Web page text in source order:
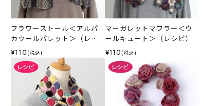
フラワーストール＜アルパ
カウールパレット＞（レシ
ピ）
¥110 (税込)
マーガレットマフラー＜ウ
ールキュート＞（レシピ）
¥110 (税込)